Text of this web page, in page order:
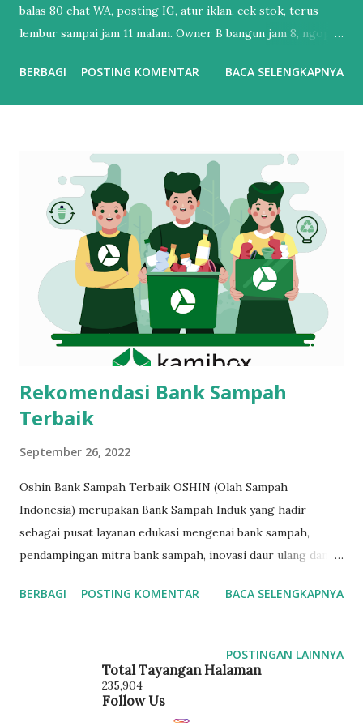
balas 80 chat WA, posting IG, atur iklan, cek stok, terus
lembur sampai jam 11 malam. Owner B bangun jam 8, ngopi,
sendiri, laporan penjualan udah masuk email. Bedanya?
paling keras tapi hasilnya paling dikit. Perbedaan Automasi
vs Manual : Tebak Sendiri vs Dikerjain Sistem Balas Chat :
Ngetik satu-satu. Telat 5 menit = customer kabur.
Sedangkan Chatbot AI bales 24/7 dalam 3 detik. Posting
Konten : Inget-inget, bikin pas ada waktu. Sedangkan AI
Dijadwal otomatis, jam terbaik udah diitung AI. Iklan :
Boosting asal. Bujet habis, nggak tau kemana. Lalu kalau AI
atur target, matiin iklan yang boncos, naikin yang closing.
Follow Up : Lupa. Karena kebanyakan kerjaa...
BERBAGI POSTING KOMENTAR BACA SELENGKAPNYA
Rekomendasi Bank Sampah
Terbaik
September 26, 2022
Oshin Bank Sampah Terbaik OSHIN (Olah Sampah
Indonesia) merupakan Bank Sampah Induk yang hadir
sebagai pusat layanan edukasi mengenai bank sampah,
pendampingan mitra bank sampah, inovasi daur ulang dan
Bank Sampah Induk melakukan pengelolaan sampah yang
bank sampah. Bank Sampah Oshin LAYANAN KE
PERUSAHAAN RWM / Responsible Waste Management ;
BERBAGI POSTING KOMENTAR BACA SELENGKAPNYA
POSTINGAN LAINNYA
Total Tayangan Halaman
235,904
Follow Us